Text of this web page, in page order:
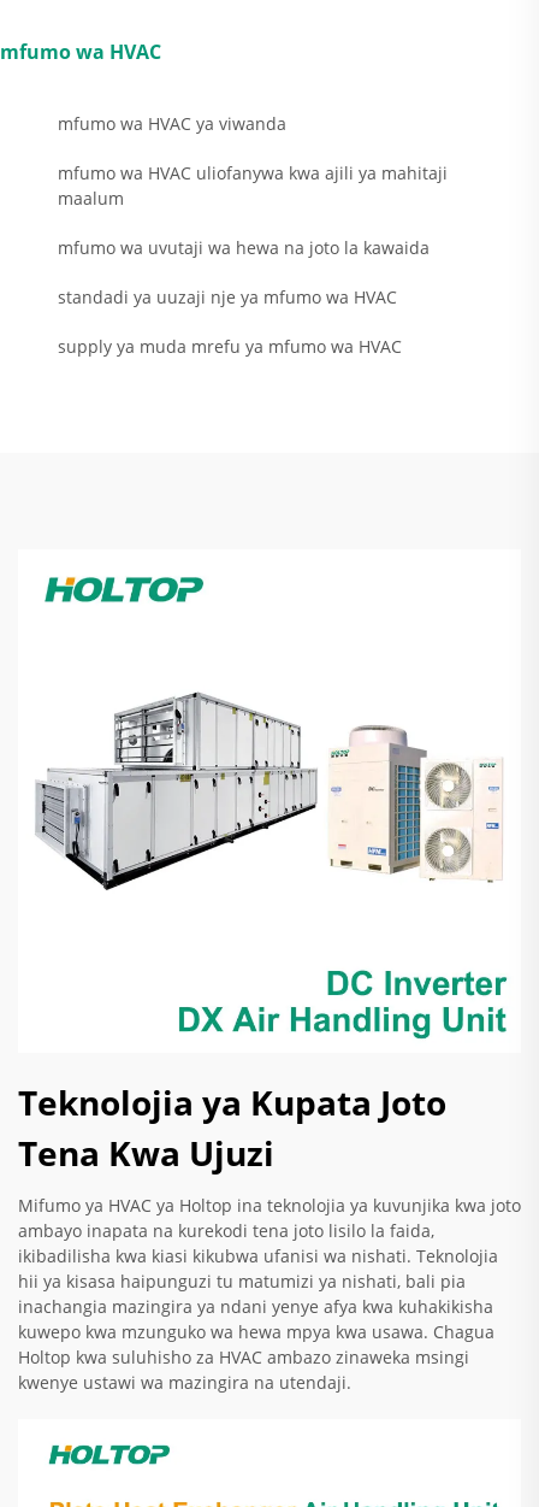
mfumo wa HVAC
mfumo wa HVAC ya viwanda
mfumo wa HVAC uliofanywa kwa ajili ya mahitaji
maalum
mfumo wa uvutaji wa hewa na joto la kawaida
standadi ya uuzaji nje ya mfumo wa HVAC
supply ya muda mrefu ya mfumo wa HVAC
Teknolojia ya Kupata Joto
Tena Kwa Ujuzi
Mifumo ya HVAC ya Holtop ina teknolojia ya kuvunjika kwa joto
ambayo inapata na kurekodi tena joto lisilo la faida,
ikibadilisha kwa kiasi kikubwa ufanisi wa nishati. Teknolojia
hii ya kisasa haipunguzi tu matumizi ya nishati, bali pia
inachangia mazingira ya ndani yenye afya kwa kuhakikisha
kuwepo kwa mzunguko wa hewa mpya kwa usawa. Chagua
Holtop kwa suluhisho za HVAC ambazo zinaweka msingi
kwenye ustawi wa mazingira na utendaji.